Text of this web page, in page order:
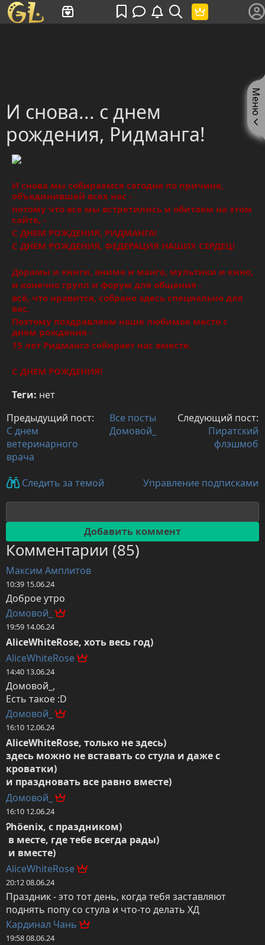
И снова... с днем
рождения, Ридманга!
И снова мы собираемся сегодня по причине,
объединившей всех нас -
потому что все мы встретились и обитаем на этом
сайте, -
С ДНЕМ РОЖДЕНИЯ, РИДМАНГА!
С ДНЕМ РОЖДЕНИЯ, ФЕДЕРАЦИЯ НАШИХ СЕРДЕЦ!
Дорамы и книги, аниме и манга, мультики и кино,
и конечно групл и форум для общения -
всё, что нравится, собрано здесь специально для
вас.
Поэтому поздравляем наше любимое место с
днем рождения -
15 лет Ридманга собирает нас вместе.
С ДНЕМ РОЖДЕНИЯ!
Теги: нет
Предыдущий пост:
С днем
ветеринарного
врача
Все посты
Домовой_
Следующий пост:
Пиратский
флэшмоб
Следить за темой Управление подписками
Комментарии (85)
Максим Амплитов
10:39 15.06.24
Доброе утро
Домовой_
19:59 14.06.24
AliceWhiteRose, хоть весь год)
AliceWhiteRose
14:40 13.06.24
Домовой_,
Есть такое :D
Домовой_
16:10 12.06.24
AliceWhiteRose, только не здесь)
здесь можно не вставать со стула и даже с
кроватки)
и праздновать все равно вместе)
Домовой_
16:10 12.06.24
Ꭾhöenix, с праздником)
и вместе)
AliceWhiteRose
20:12 08.06.24
Праздник - это тот день, когда тебя заставляют
поднять попу со стула и что-то делать ХД
Кардинал Чань
19:58 08.06.24
Меню